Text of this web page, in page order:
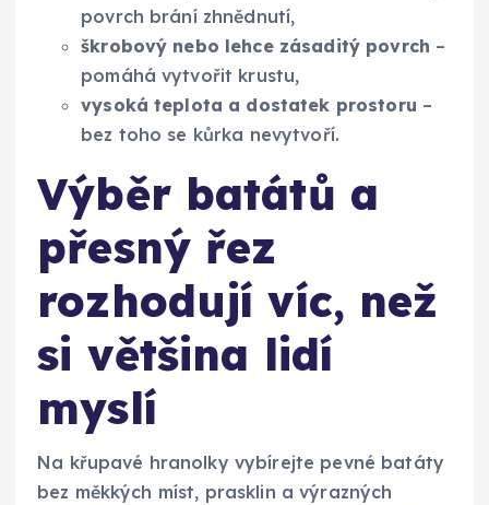
povrch brání zhnědnutí,
škrobový nebo lehce zásaditý povrch –
pomáhá vytvořit krustu,
vysoká teplota a dostatek prostoru –
bez toho se kůrka nevytvoří.
Výběr batátů a
přesný řez
rozhodují víc, než
si většina lidí
myslí
Na křupavé hranolky vybírejte pevné batáty
bez měkkých míst, prasklin a výrazných